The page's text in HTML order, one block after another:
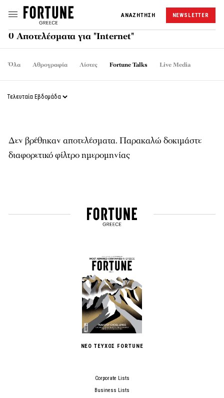
ΑΝΑΖΗΤΗΣΗ NEWSLETTER
0 Αποτελέσματα για "Internet"
Όλα Αθρογραφία Λίστες Fortune Talks Live Media
Δεν βρέθηκαν αποτελέσματα. Παρακαλώ δοκιμάστε
διαφορετικό φίλτρο ημερομηνίας
ΝΕΟ ΤΕΥΧΟΣ FORTUNE
Corporate Lists
Business Lists